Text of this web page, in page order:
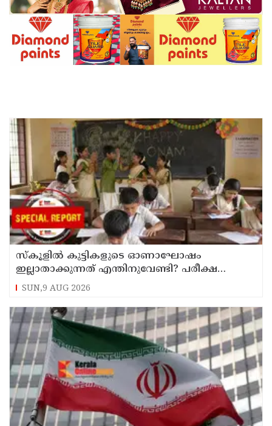
സ്‌കൂളില്‍ കുട്ടികളുടെ ഓണാഘോഷം
ഇല്ലാതാക്കുന്നത് എന്തിനുവേണ്ടി? പരീക്ഷ
ഷെഡ്യൂള്‍ മാറ്റിയത് തിരുത്തുമോ?
SUN,9 AUG 2026